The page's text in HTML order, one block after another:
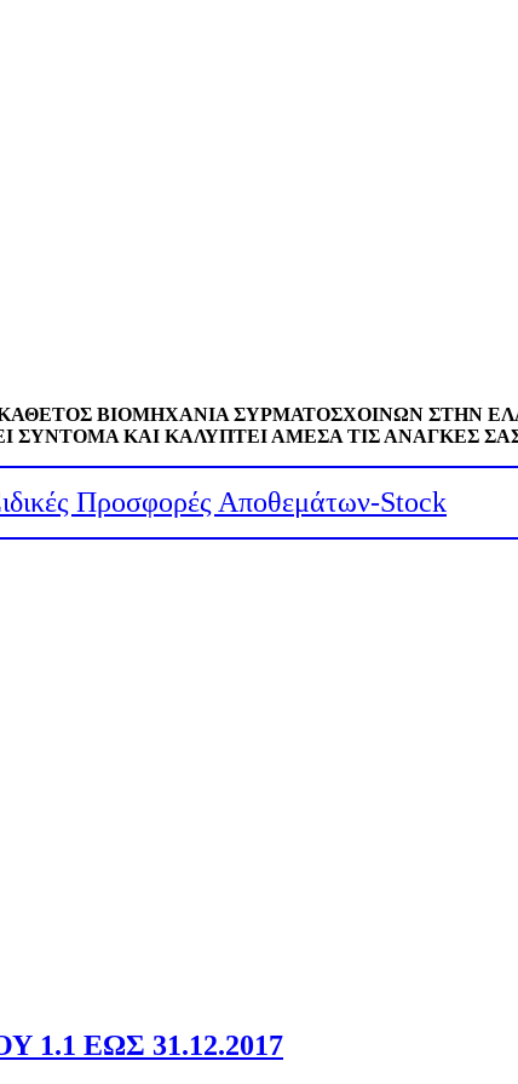
ΒΙΟΜΗΧΑΝΙΑ ΣΥΡΜΑΤΟΣΧΟΙΝΩΝ ΣΤΗΝ
ΣΥΝΤΟΜΑ ΚΑΙ ΚΑΛΥΠΤΕΙ ΑΜΕΣΑ ΤΙΣ ΑΝΑΓΚΕΣ
Προσφορές Αποθεμάτων-Stock
ΕΩΣ 31.12.2017